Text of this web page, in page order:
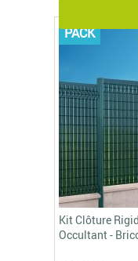
Kit Clôture
Occultant -
PACK